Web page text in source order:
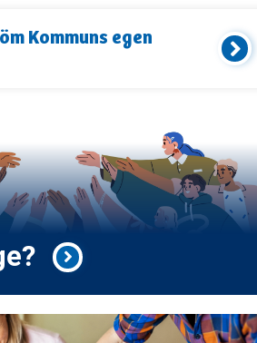
Kommuns egen